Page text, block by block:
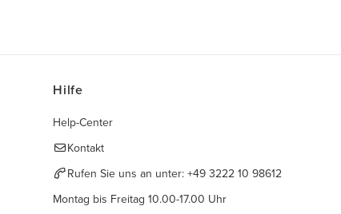
Hilfe
Help-Center
Kontakt
Rufen Sie uns an unter: +49 3222 10 98612
Montag bis Freitag 10.00-17.00 Uhr